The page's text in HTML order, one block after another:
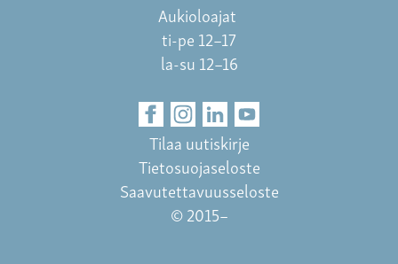
Aukioloajat
ti-pe 12–17
la-su 12–16
Tilaa uutiskirje
Tietosuojaseloste
Saavutettavuusseloste
© 2015–